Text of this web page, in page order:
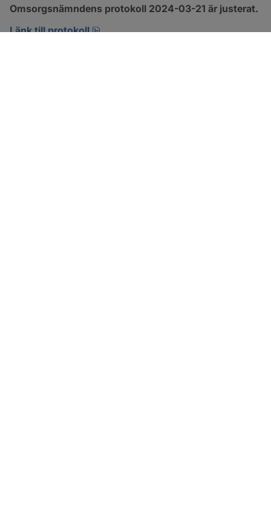
Omsorgsnämndens protokoll 2024-03-21 är justerat.
Länk till protokoll
pdf, 274.2 kB, öppnas i nytt fönster.